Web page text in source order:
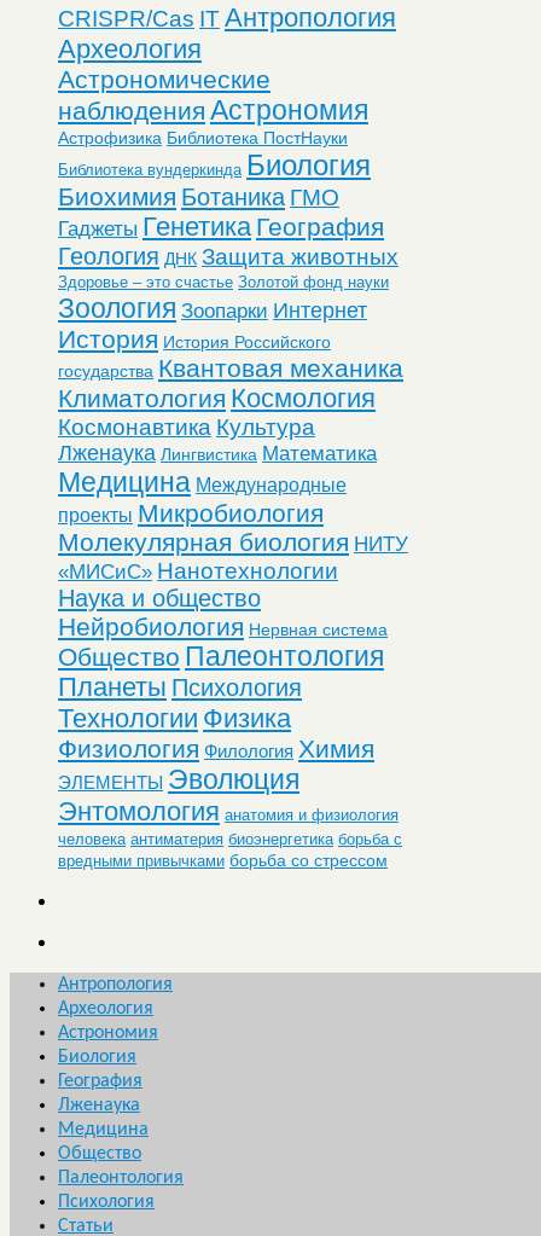
CRISPR/Cas ITАнтропология
Археология
Астрономические
наблюдения Астрономия
Астрофизика Библиотека ПостНауки
Библиотека вундеркинда Биология
Биохимия Ботаника ГМО
Гаджеты Генетика География
Геология ДНК Защита животных
Здоровье – это счастье Золотой фонд науки
Зоология Зоопарки Интернет
История История Российского
государства Квантовая механика
Климатология Космология
Космонавтика Культура
Лженаука Лингвистика Математика
Медицина Международные
проекты Микробиология
Молекулярная биология НИТУ
«МИСиС» Нанотехнологии
Наука и общество
Нейробиология Нервная система
Общество Палеонтология
Планеты Психология
Технологии Физика
Физиология Филология Химия
ЭЛЕМЕНТЫ Эволюция
Энтомология анатомия и физиология
человека антиматерия биоэнергетика борьба с
вредными привычками борьба со стрессом
Антропология
Археология
Астрономия
Биология
География
Лженаука
Медицина
Общество
Палеонтология
Психология
Статьи